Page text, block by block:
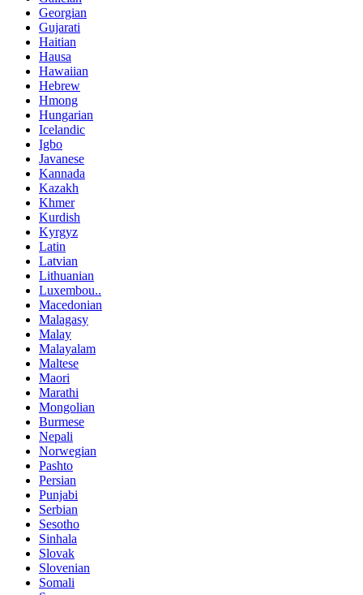
Georgian
Gujarati
Haitian
Hausa
Hawaiian
Hebrew
Hmong
Hungarian
Icelandic
Igbo
Javanese
Kannada
Kazakh
Khmer
Kurdish
Kyrgyz
Latin
Latvian
Lithuanian
Luxembou..
Macedonian
Malagasy
Malay
Malayalam
Maltese
Maori
Marathi
Mongolian
Burmese
Nepali
Norwegian
Pashto
Persian
Punjabi
Serbian
Sesotho
Sinhala
Slovak
Slovenian
Somali